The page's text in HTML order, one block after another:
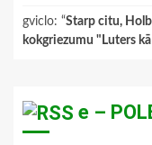
gviclo: “Starp citu,
kokgriezumu "Luters
e –